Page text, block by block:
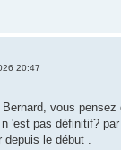
20:47
vous
'est pas définitif?
depuis le début .